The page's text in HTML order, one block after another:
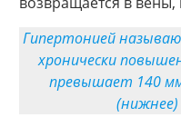
Гипертонией
хронически
превышает 140